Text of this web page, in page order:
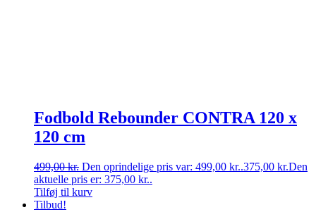
Fodbold Rebounder CONTRA 120 x
120 cm
499,00kr. Den oprindelige pris var: 499,00 kr..375,00 kr.Den
aktuelle pris er: 375,00 kr..
Tilføj til kurv
Tilbud!